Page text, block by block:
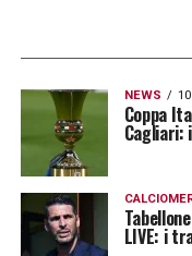
NEWS
Coppa
Cagliari:
LIVE: i